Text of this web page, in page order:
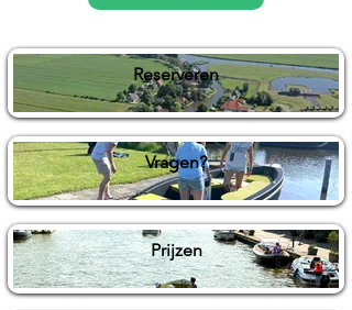
Reserveren
Vragen?
Prijzen